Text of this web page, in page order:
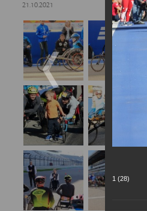
21.10.2021
1 (28)